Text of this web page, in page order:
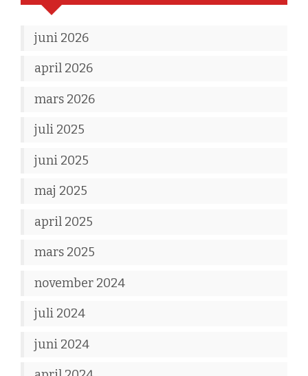
juni 2026
april 2026
mars 2026
juli 2025
juni 2025
maj 2025
april 2025
mars 2025
november 2024
juli 2024
juni 2024